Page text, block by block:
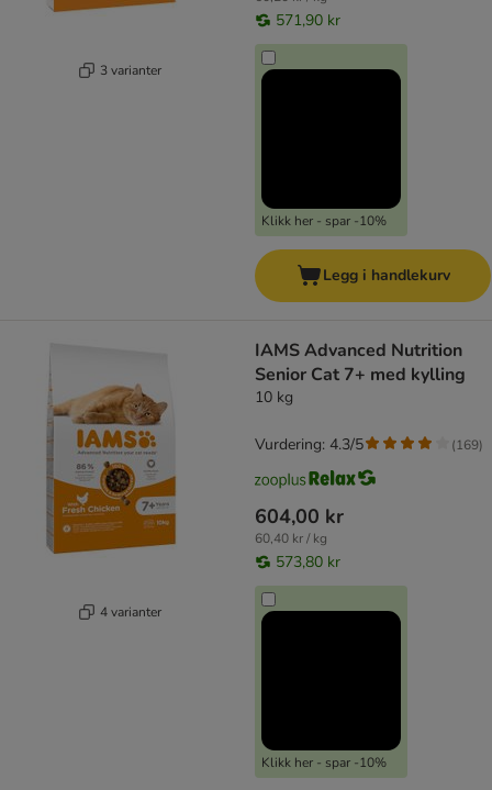
3 varianter
571,90 kr
Klikk her - spar -10%
Legg i handlekurv
4 varianter
IAMS Advanced Nutrition
Senior Cat 7+ med kylling
10 kg
604,00 kr
60,40 kr / kg
573,80 kr
Klikk her - spar -10%
Vurdering: 4.3/5 (169)